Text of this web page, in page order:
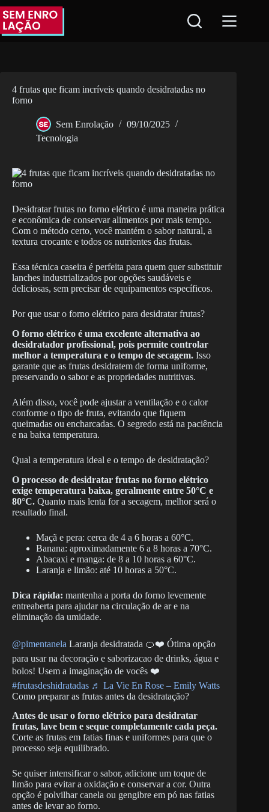
Pular
para
conteúdo
4 frutas que ficam incríveis quando desidratadas no
forno
Sem Enrolação
09/10/2025
Tecnologia
Desidratar frutas no forno elétrico é uma maneira prática
e econômica de conservar alimentos por mais tempo.
Com o método certo, você mantém o sabor natural, a
textura crocante e todos os nutrientes das frutas.
Essa técnica caseira é perfeita para quem quer substituir
lanches industrializados por opções saudáveis e
deliciosas, sem precisar de equipamentos específicos.
Por que usar o forno elétrico para desidratar frutas?
O forno elétrico é uma excelente alternativa ao
desidratador profissional, pois permite controlar
melhor a temperatura e o tempo de secagem. Isso
garante que as frutas desidratem de forma uniforme,
preservando o sabor e as propriedades nutritivas.
Além disso, você pode ajustar a ventilação e o calor
conforme o tipo de fruta, evitando que fiquem
queimadas ou encharcadas. O segredo está na paciência
e na baixa temperatura.
Qual a temperatura ideal e o tempo de desidratação?
O processo de desidratar frutas no forno elétrico
exige temperatura baixa, geralmente entre 50°C e
80°C. Quanto mais lenta for a secagem, melhor será o
resultado final.
Maçã e pera: cerca de 4 a 6 horas a 60°C.
Banana: aproximadamente 6 a 8 horas a 70°C.
Abacaxi e manga: de 8 a 10 horas a 60°C.
Laranja e limão: até 10 horas a 50°C.
Dica rápida: mantenha a porta do forno levemente
entreaberta para ajudar na circulação de ar e na
eliminação da umidade.
@pimentanela Laranja desidratada 🍊❤️ Ótima opção
para usar na decoração e saborizacao de drinks, água e
bolos! Usem a imaginação de vocês ❤️
#frutasdeshidratadas ♬ La Vie En Rose – Emily Watts
Como preparar as frutas antes da desidratação?
Antes de usar o forno elétrico para desidratar
frutas, lave bem e seque completamente cada peça.
Corte as frutas em fatias finas e uniformes para que o
processo seja equilibrado.
Se quiser intensificar o sabor, adicione um toque de
limão para evitar a oxidação e conservar a cor. Outra
opção é polvilhar canela ou gengibre em pó nas fatias
antes de levar ao forno.